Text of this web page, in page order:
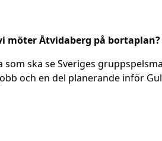
möter Åtvidaberg på bortaplan?
ska se Sveriges
och en del planerande inför